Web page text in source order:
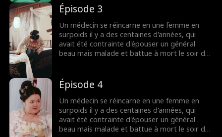
pleinement de cette nouvelle vie en se
concentrant sur sa carrière. Finalement, elle
devient belle et réussie, tandis que son mari
général, maintenant insécurisé, implore son
attention...
Épisode 3
Un médecin se réincarne en une femme en
surpoids il y a des centaines d'années, qui
avait été contrainte d'épouser un général
beau mais malade et battue à mort le soir de
pleinement de cette nouvelle vie en se
concentrant sur sa carrière. Finalement, elle
devient belle et réussie, tandis que son mari
général, maintenant insécurisé, implore son
attention...
Épisode 4
Un médecin se réincarne en une femme en
surpoids il y a des centaines d'années, qui
avait été contrainte d'épouser un général
beau mais malade et battue à mort le soir de